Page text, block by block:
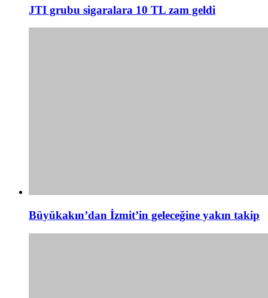
JTI grubu sigaralara 10 TL zam geldi
Büyükakın’dan İzmit’in geleceğine yakın takip